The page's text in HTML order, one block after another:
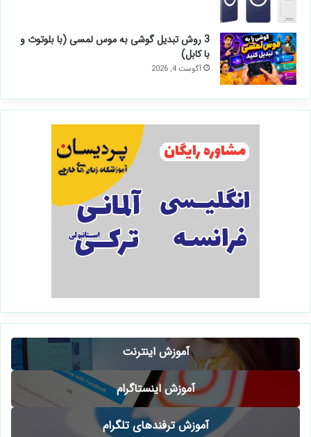
3 روش تبدیل گوشی به موس لمسی (با بلوتوث و
با کابل)
آگوست 4, 2026
آموزش اینترنت
آموزش اینستاگرام
آموزش ترفندهای تلگرام